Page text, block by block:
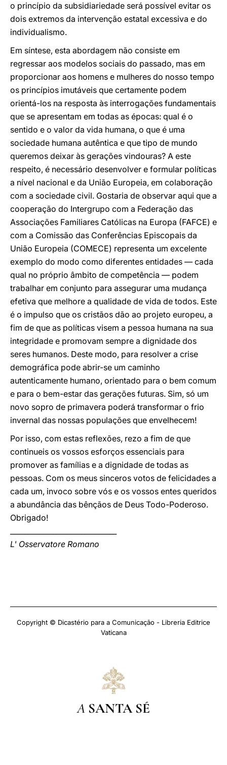
o princípio da subsidiariedade será possível evitar os
dois extremos da intervenção estatal excessiva e do
individualismo.
Em síntese, esta abordagem não consiste em
regressar aos modelos sociais do passado, mas em
proporcionar aos homens e mulheres do nosso tempo
os princípios imutáveis que certamente podem
orientá-los na resposta às interrogações fundamentais
que se apresentam em todas as épocas: qual é o
sentido e o valor da vida humana, o que é uma
sociedade humana autêntica e que tipo de mundo
queremos deixar às gerações vindouras? A este
respeito, é necessário desenvolver e formular políticas
a nível nacional e da União Europeia, em colaboração
com a sociedade civil. Gostaria de observar aqui que a
cooperação do Intergrupo com a Federação das
Associações Familiares Católicas na Europa (FAFCE) e
com a Comissão das Conferências Episcopais da
União Europeia (COMECE) representa um excelente
exemplo do modo como diferentes entidades — cada
qual no próprio âmbito de competência — podem
trabalhar em conjunto para assegurar uma mudança
efetiva que melhore a qualidade de vida de todos. Este
é o impulso que os cristãos dão ao projeto europeu, a
fim de que as políticas visem a pessoa humana na sua
integridade e promovam sempre a dignidade dos
seres humanos. Deste modo, para resolver a crise
demográfica pode abrir-se um caminho
autenticamente humano, orientado para o bem comum
e para o bem-estar das gerações futuras. Sim, só um
novo sopro de primavera poderá transformar o frio
invernal das nossas populações que envelhecem!
Por isso, com estas reflexões, rezo a fim de que
continueis os vossos esforços essenciais para
promover as famílias e a dignidade de todas as
pessoas. Com os meus sinceros votos de felicidades a
cada um, invoco sobre vós e os vossos entes queridos
a abundância das bênçãos de Deus Todo-Poderoso.
Obrigado!
L' Osservatore Romano
Copyright © Dicastério para a Comunicação - Libreria Editrice
Vaticana
A SANTA SÉ